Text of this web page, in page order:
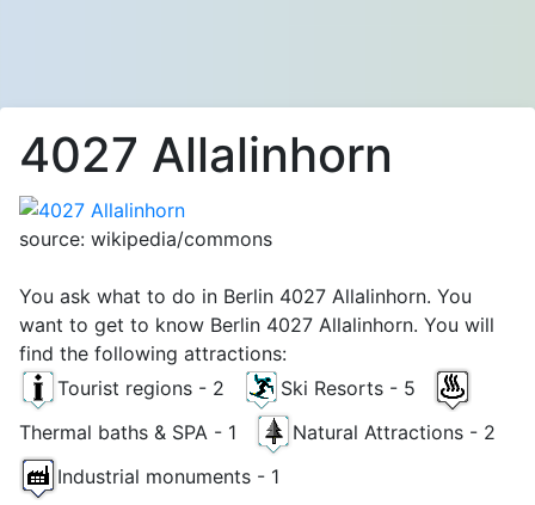
4027 Allalinhorn
source: wikipedia/commons
You ask what to do in Berlin 4027 Allalinhorn. You
want to get to know Berlin 4027 Allalinhorn. You will
find the following attractions:
Tourist regions - 2
Ski Resorts - 5
Thermal baths & SPA - 1
Natural Attractions - 2
Industrial monuments - 1